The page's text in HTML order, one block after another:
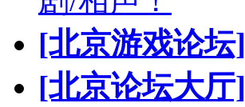
[北京游戏论坛]
[北京论坛大厅]